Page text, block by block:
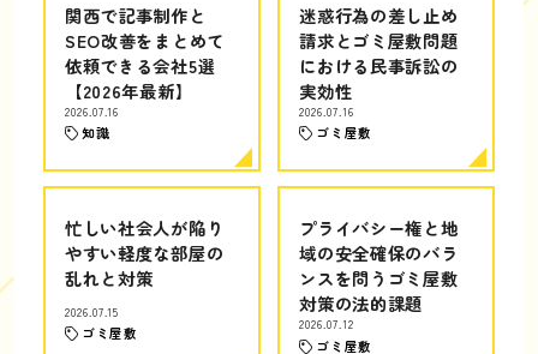
関西で記事制作と
SEO改善をまとめて
依頼できる会社5選
【2026年最新】
2026.07.16
知識
迷惑行為の差し止め
請求とゴミ屋敷問題
における民事訴訟の
実効性
2026.07.16
ゴミ屋敷
忙しい社会人が陥り
やすい軽度な部屋の
乱れと対策
2026.07.15
ゴミ屋敷
プライバシー権と地
域の安全確保のバラ
ンスを問うゴミ屋敷
対策の法的課題
2026.07.12
ゴミ屋敷